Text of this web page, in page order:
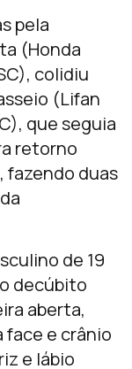
pela
(Honda
colidiu
(Lifan
que seguia
retorno
fazendo duas
de 19
decúbito
aberta,
face e crânio
e lábio